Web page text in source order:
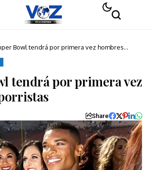
Bowl tendrá por primera vez hombres
tendrá por primera vez
Share